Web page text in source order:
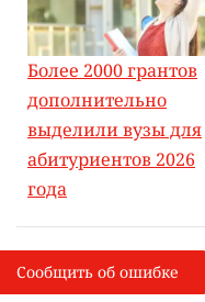
Более 2000 грантов
дополнительно
выделили вузы для
абитуриентов 2026
года
I
Сообщить об опечатке
Выделите фрагмент и
Сообщить об ошибке